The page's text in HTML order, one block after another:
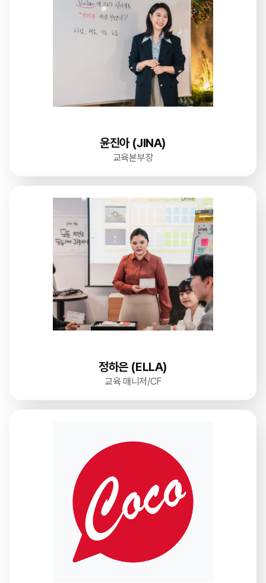
윤진아 (JINA)
교육본부장
정하은 (ELLA)
교육 매니저/CF